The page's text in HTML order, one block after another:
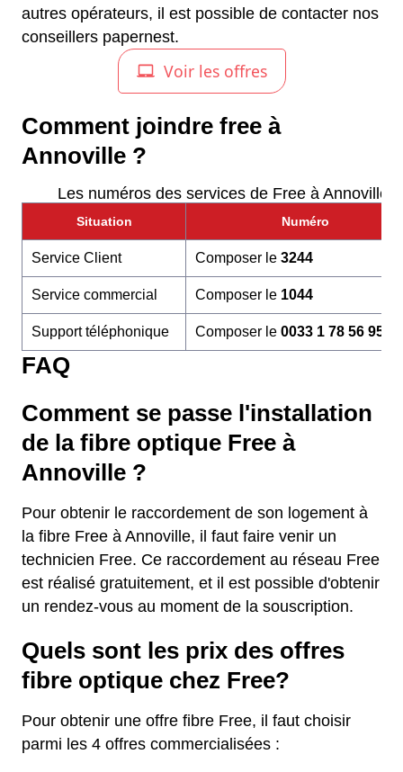
autres opérateurs, il est possible de contacter nos
conseillers papernest.
Comment joindre free à
Annoville ?
Les numéros des services de Free à Annoville
Situation Numéro
Service Client Composer le 3244
Service commercial Composer le 1044
Support téléphonique Composer le 0033 1 78 56 95 60
FAQ
Comment se passe l'installation
de la fibre optique Free à
Annoville ?
Pour obtenir le raccordement de son logement à
la fibre Free à Annoville, il faut faire venir un
technicien Free. Ce raccordement au réseau Free
est réalisé gratuitement, et il est possible d'obtenir
un rendez-vous au moment de la souscription.
Quels sont les prix des offres
fibre optique chez Free?
Pour obtenir une offre fibre Free, il faut choisir
parmi les 4 offres commercialisées :